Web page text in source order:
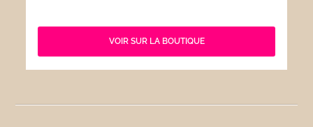
VOIR SUR LA BOUTIQUE